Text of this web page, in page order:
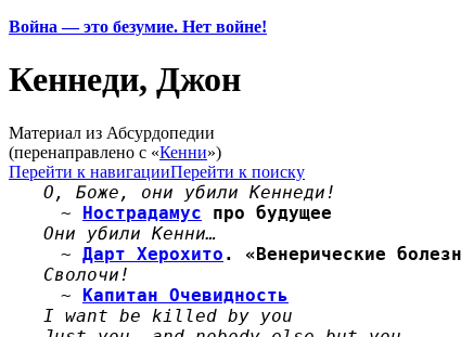
Война — это безумие. Нет войне!
Кеннеди, Джон
Материал из Абсурдопедии
(перенаправлено с «Кенни»)
Перейти к навигацииПерейти к поиску
О, Боже, они убили Кеннеди!
~ Нострадамус про будущее
Они убили Кенни…
~ Дарт Херохито . «Венерические
Сволочи!
~ Капитан Очевидность
I want be killed by you